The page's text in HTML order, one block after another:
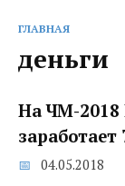
ГЛАВНАЯ
деньги
На ЧМ-2018
04.05.2018